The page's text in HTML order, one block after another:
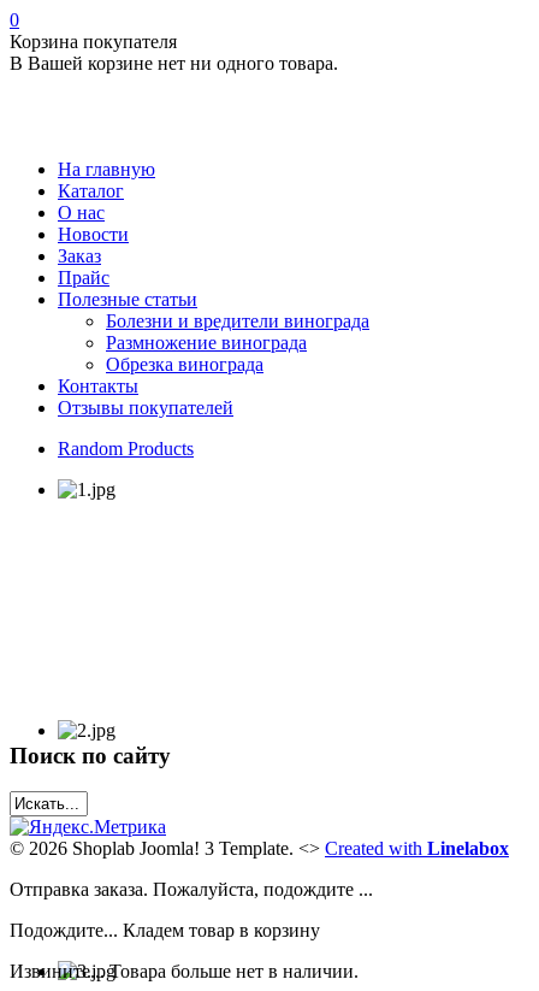
0
Корзина покупателя
В Вашей корзине нет ни одного товара.
На главную
Каталог
О нас
Новости
Заказ
Прайс
Полезные статьи
Болезни и вредители винограда
Размножение винограда
Обрезка винограда
Контакты
Отзывы покупателей
Random Products
Поиск по сайту
© 2026 Shoplab Joomla! 3 Template. <> Created with Linelabox
Отправка заказа. Пожалуйста, подождите ...
Подождите... Кладем товар в корзину
Извините... Товара больше нет в наличии.